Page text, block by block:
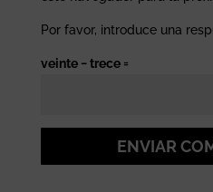
Por favor, introduce una
veinte − trece =
ENVIAR